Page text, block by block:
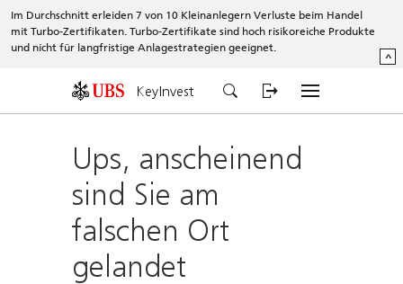
Im Durchschnitt erleiden 7 von 10 Kleinanlegern Verluste beim Handel
mit Turbo-Zertifikaten. Turbo-Zertifikate sind hoch risikoreiche Produkte
und nicht für langfristige Anlagestrategien geeignet.
^
KeyInvest
Ups, anscheinend
sind Sie am
falschen Ort
gelandet